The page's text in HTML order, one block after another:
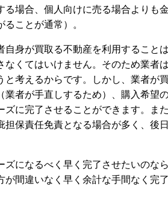
る場合、個人向けに売る場合よりも
ことが通常）。
自身が買取る不動産を利用すること
なくてはいけません。そのため業者
と考えるからです。しかし、業者が
業者が手直しするため）、購入希望
ズに完了させることができます。ま
担保責任免責となる場合が多く、後
ズになるべく早く完了させたいのな
が間違いなく早く余計な手間なく完